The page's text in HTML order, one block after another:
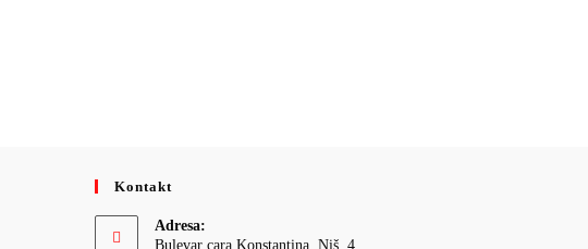
Kontakt
Adresa:
Bulevar cara Konstantina, Niš, 4.